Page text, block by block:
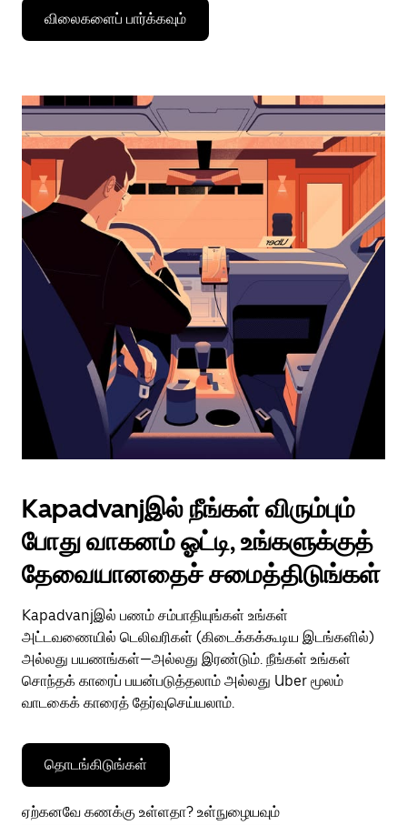
கீழ்நோக்கிய
அம்புக்குறியை
அழுத்தி
தேர்ந்தெடுக்கவும்.
மூட
எஸ்கேப்
பொத்தான்
அழுத்தவும்.
விலைகளைப் பார்க்கவும்
Kapadvanjஇல் நீங்கள் விரும்பும்
போது வாகனம் ஓட்டி, உங்களுக்குத்
தேவையானதைச் சமைத்திடுங்கள்
Kapadvanjஇல் பணம் சம்பாதியுங்கள் உங்கள்
அட்டவணையில் டெலிவரிகள் (கிடைக்கக்கூடிய இடங்களில்)
அல்லது பயணங்கள்—அல்லது இரண்டும். நீங்கள் உங்கள்
சொந்தக் காரைப் பயன்படுத்தலாம் அல்லது Uber மூலம்
வாடகைக் காரைத் தேர்வுசெய்யலாம்.
தொடங்கிடுங்கள்
ஏற்கனவே கணக்கு உள்ளதா? உள்நுழையவும்